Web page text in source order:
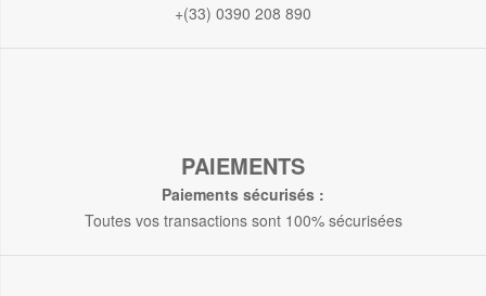
+(33) 0390 208 890
PAIEMENTS
Paiements sécurisés :
Toutes vos transactions sont 100% sécurisées